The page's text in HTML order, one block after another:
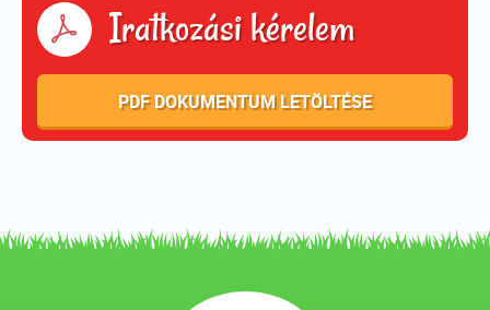
Iratkozási kérelem
PDF DOKUMENTUM LETÖLTÉSE